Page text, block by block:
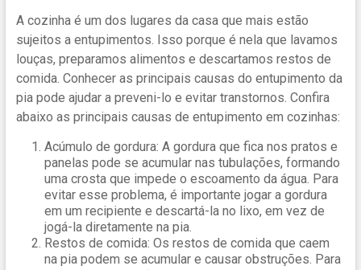
A cozinha é um dos lugares da casa que mais estão
sujeitos a entupimentos. Isso porque é nela que lavamos
louças, preparamos alimentos e descartamos restos de
comida. Conhecer as principais causas do entupimento da
pia pode ajudar a preveni-lo e evitar transtornos. Confira
abaixo as principais causas de entupimento em cozinhas:
Acúmulo de gordura: A gordura que fica nos pratos e
panelas pode se acumular nas tubulações, formando
uma crosta que impede o escoamento da água. Para
evitar esse problema, é importante jogar a gordura
em um recipiente e descartá-la no lixo, em vez de
jogá-la diretamente na pia.
Restos de comida: Os restos de comida que caem
na pia podem se acumular e causar obstruções. Para